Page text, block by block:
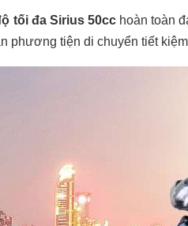
tối đa Sirius 50cc hoàn toàn
phương tiện di chuyển tiết